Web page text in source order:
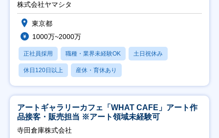
株式会社ヤマシタ
東京都
1000万~2000万
正社員採用 職種・業界未経験OK 土日祝休み
休日120日以上 産休・育休あり
アートギャラリーカフェ「WHAT CAFE」アート作
品接客・販売担当 ※アート領域未経験可
寺田倉庫株式会社